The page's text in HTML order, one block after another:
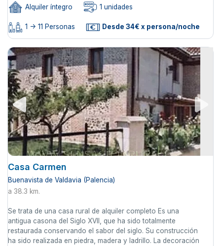
Alquiler íntegro 1 unidades
1 -> 11 Personas Desde 34€ x persona/noche
Casa Carmen
Buenavista de Valdavia (Palencia)
a 38.3 km.
Se trata de una casa rural de alquiler completo Es una
antigua casona del Siglo XVII, que ha sido totalmente
restaurada conservando el sabor del siglo. Su construcción
ha sido realizada en piedra, madera y ladrillo. La decoración